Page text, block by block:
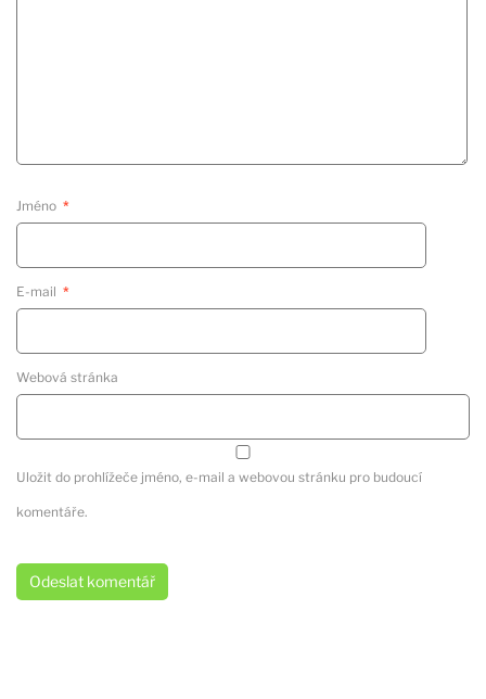
Jméno *
E-mail *
Webová stránka
Uložit do prohlížeče jméno, e-mail a webovou stránku pro budoucí
komentáře.